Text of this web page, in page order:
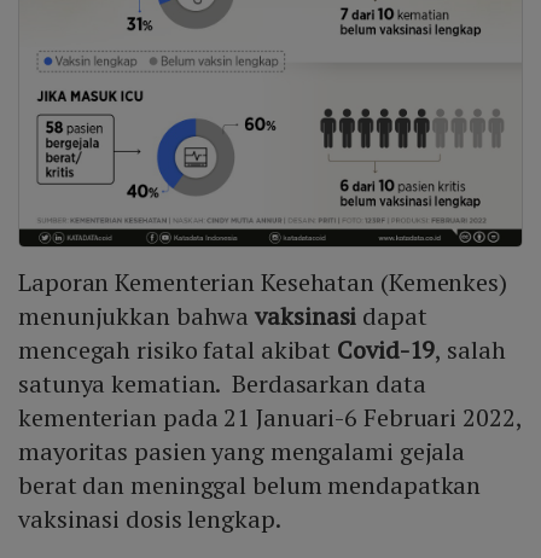
Laporan Kementerian Kesehatan (Kemenkes)
menunjukkan bahwavaksinasi dapat
mencegah risiko fatal akibat Covid-19, salah
satunya kematian. Berdasarkan data
kementerian pada 21 Januari-6 Februari 2022,
mayoritas pasien yang mengalami gejala
berat dan meninggal belum mendapatkan
vaksinasi dosis lengkap.